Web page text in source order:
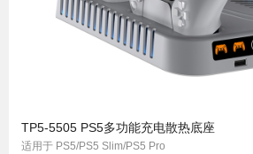
TP5-5505 PS5多功能充电散热底座
适用于 PS5/PS5 Slim/PS5 Pro